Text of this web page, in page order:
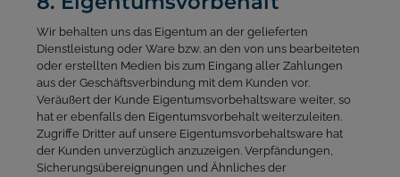
Wir behalten uns das Eigentum an der gelieferten
Dienstleistung oder Ware bzw. an den von uns bearbeiteten
oder erstellten Medien bis zum Eingang aller Zahlungen
aus der Geschäftsverbindung mit dem Kunden vor.
Veräußert der Kunde Eigentumsvorbehaltsware weiter, so
hat er ebenfalls den Eigentumsvorbehalt weiterzuleiten.
Zugriffe Dritter auf unsere Eigentumsvorbehaltsware hat
der Kunden unverzüglich anzuzeigen. Verpfändungen,
Sicherungsübereignungen und Ähnliches der